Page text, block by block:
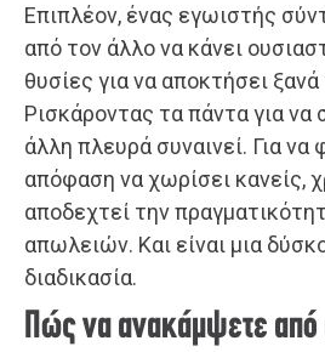
Επιπλέον, ένας εγωιστής
από τον άλλο να κάνει
θυσίες για να αποκτήσει
Ρισκάροντας τα πάντα για
άλλη πλευρά συναινεί. Για να
απόφαση να χωρίσει κανείς,
αποδεχτεί την
απωλειών. Και είναι μια
διαδικασία.
Πώς να ανακάμψετε από